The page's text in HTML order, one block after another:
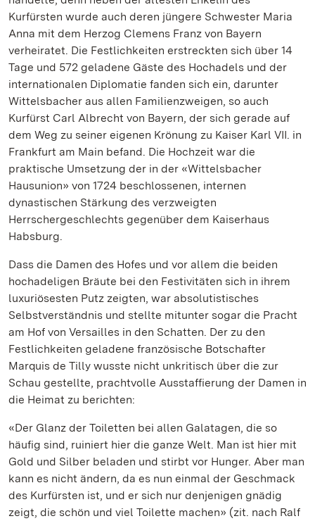
Kurfürsten wurde auch deren jüngere Schwester Maria
Anna mit dem Herzog Clemens Franz von Bayern
verheiratet. Die Festlichkeiten erstreckten sich über 14
Tage und 572 geladene Gäste des Hochadels und der
internationalen Diplomatie fanden sich ein, darunter
Wittelsbacher aus allen Familienzweigen, so auch
Kurfürst Carl Albrecht von Bayern, der sich gerade auf
dem Weg zu seiner eigenen Krönung zu Kaiser Karl VII. in
Frankfurt am Main befand. Die Hochzeit war die
praktische Umsetzung der in der «Wittelsbacher
Hausunion» von 1724 beschlossenen, internen
dynastischen Stärkung des verzweigten
Herrschergeschlechts gegenüber dem Kaiserhaus
Habsburg.
Dass die Damen des Hofes und vor allem die beiden
hochadeligen Bräute bei den Festivitäten sich in ihrem
luxuriösesten Putz zeigten, war absolutistisches
Selbstverständnis und stellte mitunter sogar die Pracht
am Hof von Versailles in den Schatten. Der zu den
Festlichkeiten geladene französische Botschafter
Marquis de Tilly wusste nicht unkritisch über die zur
Schau gestellte, prachtvolle Ausstaffierung der Damen in
die Heimat zu berichten:
«Der Glanz der Toiletten bei allen Galatagen, die so
häufig sind, ruiniert hier die ganze Welt. Man ist hier mit
Gold und Silber beladen und stirbt vor Hunger. Aber man
kann es nicht ändern, da es nun einmal der Geschmack
des Kurfürsten ist, und er sich nur denjenigen gnädig
zeigt, die schön und viel Toilette machen» (zit. nach Ralf